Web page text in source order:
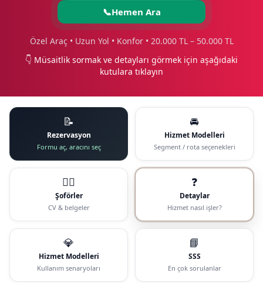
📞Hemen Ara
Özel Araç • Uzun Yol • Konfor • 20.000 TL – 50.000 TL
👇 Müsaitlik sormak ve detayları görmek için aşağıdaki
kutulara tıklayın
📝
Rezervasyon
Formu aç, aracını seç
🚘
Hizmet Modelleri
Segment / rota seçenekleri
🧑‍✈️
Şoförler
CV & belgeler
❓
Detaylar
Hizmet nasıl işler?
💎
Hizmet Modelleri
Kullanım senaryoları
📘
SSS
En çok sorulanlar